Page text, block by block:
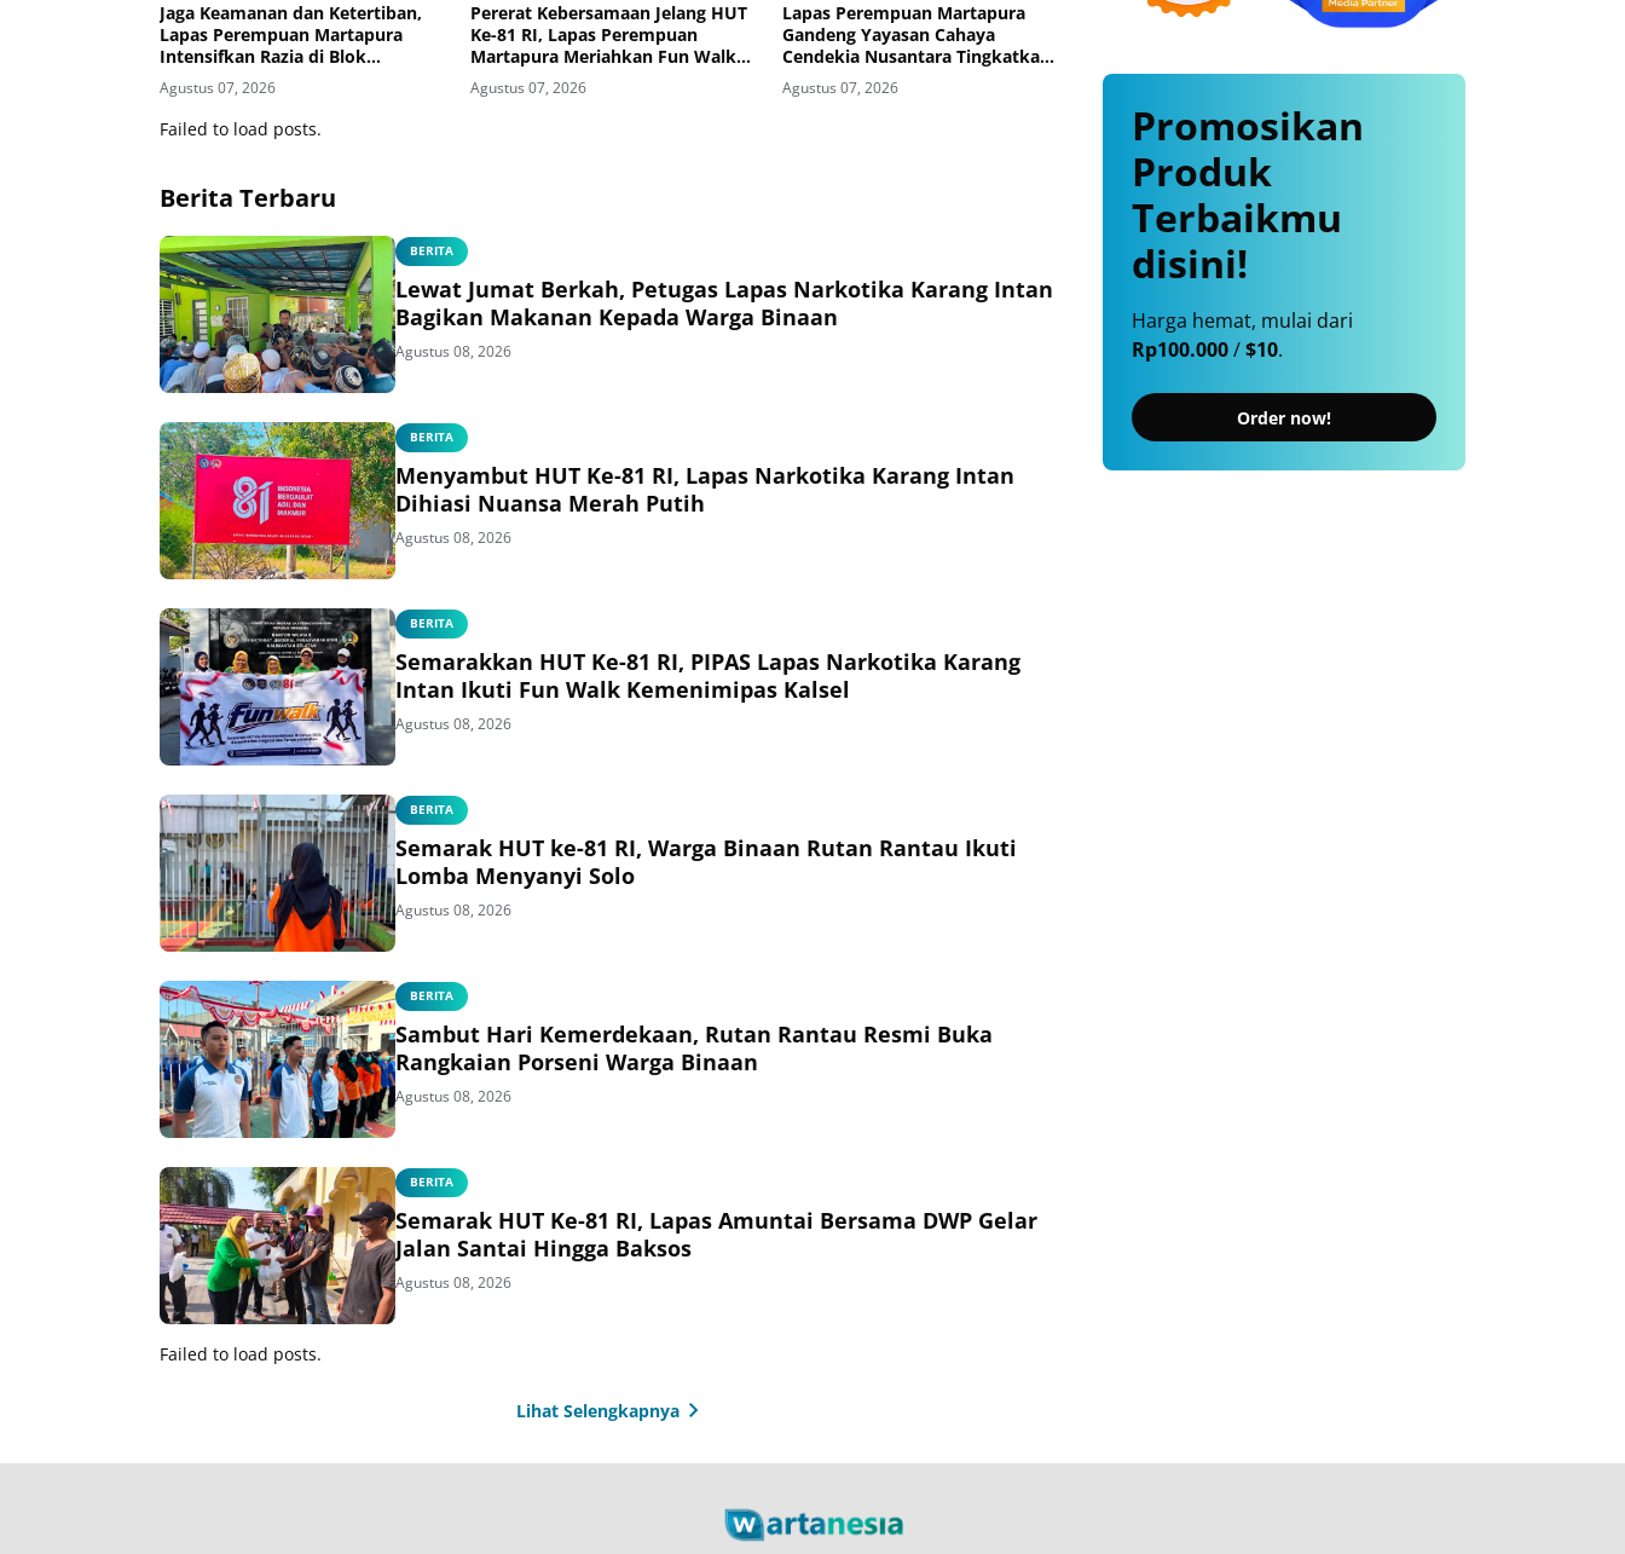
Jaga Keamanan dan Ketertiban,
Lapas Perempuan Martapura
Intensifkan Razia di Blok
Maximum Security
Agustus 07, 2026
Pererat Kebersamaan Jelang HUT
Ke-81 RI, Lapas Perempuan
Martapura Meriahkan Fun Walk
Bersama Kakanwil
Agustus 07, 2026
Lapas Perempuan Martapura
Gandeng Yayasan Cahaya
Cendekia Nusantara Tingkatkan
Literasi Hukum Warga Binaan
Agustus 07, 2026
Failed to load posts.
Berita Terbaru
BERITA
Lewat Jumat Berkah, Petugas Lapas Narkotika Karang Intan
Bagikan Makanan Kepada Warga Binaan
Agustus 08, 2026
BERITA
Menyambut HUT Ke-81 RI, Lapas Narkotika Karang Intan
Dihiasi Nuansa Merah Putih
Agustus 08, 2026
BERITA
Semarakkan HUT Ke-81 RI, PIPAS Lapas Narkotika Karang
Intan Ikuti Fun Walk Kemenimipas Kalsel
Agustus 08, 2026
BERITA
Semarak HUT ke-81 RI, Warga Binaan Rutan Rantau Ikuti
Lomba Menyanyi Solo
Agustus 08, 2026
BERITA
Sambut Hari Kemerdekaan, Rutan Rantau Resmi Buka
Rangkaian Porseni Warga Binaan
Agustus 08, 2026
BERITA
Semarak HUT Ke-81 RI, Lapas Amuntai Bersama DWP Gelar
Jalan Santai Hingga Baksos
Agustus 08, 2026
Failed to load posts.
Lihat Selengkapnya
Promosikan
Produk
Terbaikmu
disini!
Harga hemat, mulai dari
Rp100.000/$10.
Order now!